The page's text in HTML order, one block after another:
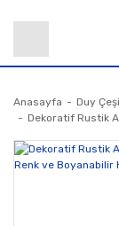
Anasayfa
Duy
Dekoratif Rustik